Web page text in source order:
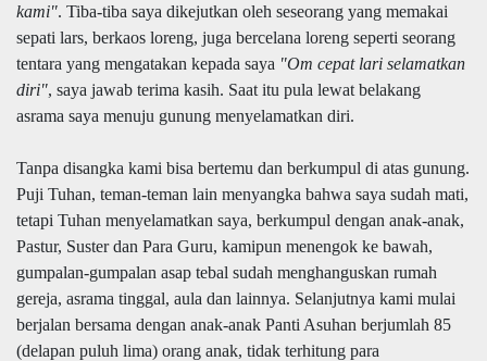
kami". Tiba-tiba saya dikejutkan oleh seseorang yang memakai
sepati lars, berkaos loreng, juga bercelana loreng seperti seorang
tentara yang mengatakan kepada saya "Om cepat lari selamatkan
diri", saya jawab terima kasih. Saat itu pula lewat belakang
asrama saya menuju gunung menyelamatkan diri.
Tanpa disangka kami bisa bertemu dan berkumpul di atas gunung.
Puji Tuhan, teman-teman lain menyangka bahwa saya sudah mati,
tetapi Tuhan menyelamatkan saya, berkumpul dengan anak-anak,
Pastur, Suster dan Para Guru, kamipun menengok ke bawah,
gumpalan-gumpalan asap tebal sudah menghanguskan rumah
gereja, asrama tinggal, aula dan lainnya. Selanjutnya kami mulai
berjalan bersama dengan anak-anak Panti Asuhan berjumlah 85
(delapan puluh lima) orang anak, tidak terhitung para